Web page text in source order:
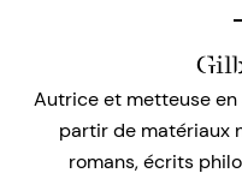
Autrice et metteuse en
partir de matériaux
romans, écrits